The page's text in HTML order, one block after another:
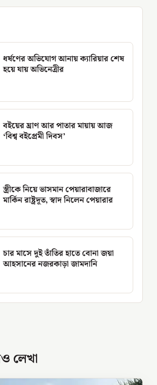
ধর্ষণের অভিযোগ আনায় ক্যারিয়ার শেষ
হয়ে যায় অভিনেত্রীর
বইয়ের ঘ্রাণ আর পাতার মায়ায় আজ
‘বিশ্ব বইপ্রেমী দিবস’
স্ত্রীকে নিয়ে ভাসমান পেয়ারাবাজারে
মার্কিন রাষ্ট্রদূত, স্বাদ নিলেন পেয়ারার
চার মাসে দুই তাঁতির হাতে বোনা জয়া
আহসানের নজরকাড়া জামদানি
লেখা